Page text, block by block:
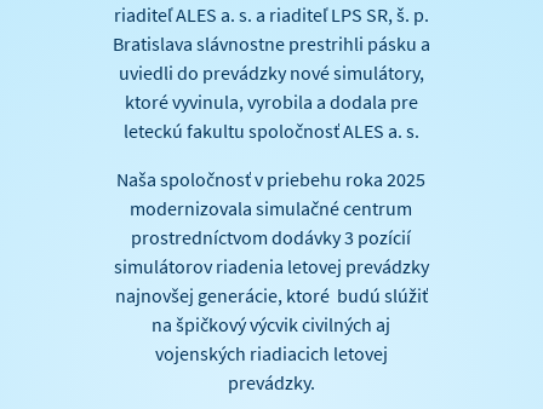
riaditeľ ALES a. s. a riaditeľ LPS SR, š. p.
Bratislava slávnostne prestrihli pásku a
uviedli do prevádzky nové simulátory,
ktoré vyvinula, vyrobila a dodala pre
leteckú fakultu spoločnosť ALES a. s.
Naša spoločnosť v priebehu roka 2025
modernizovala simulačné centrum
prostredníctvom dodávky 3 pozícií
simulátorov riadenia letovej prevádzky
najnovšej generácie, ktoré budú slúžiť
na špičkový výcvik civilných aj
vojenských riadiacich letovej
prevádzky.